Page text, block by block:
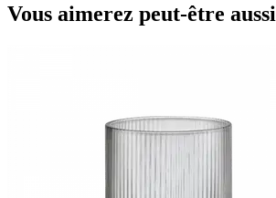
Vous aimerez peut-être aussi